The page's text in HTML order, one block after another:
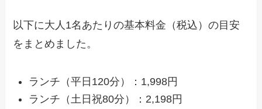
以下に大人1名あたりの基本料金（税込）の目安
をまとめました。
ランチ（平日120分）：1,998円
ランチ（土日祝80分）：2,198円